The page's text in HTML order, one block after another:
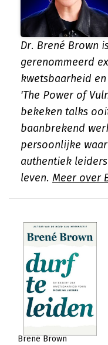
Dr. Brené Brown
gerenommeerd
kwetsbaarheid
'The Power of
bekeken talks
baanbrekend
persoonlijke
authentiek
leven. Meer over
Brené Brown